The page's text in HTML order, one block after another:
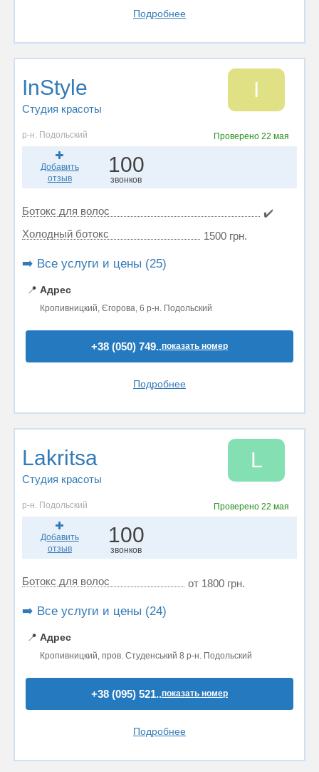
Подробнее
InStyle
Студия красоты
I
р-н. Подольский Проверено 22 мая
Добавить
отзыв
100
звонков
Ботокс для волос
✔️
Холодный ботокс
1500 грн.
➡️ Все услуги и цены (25)
📍 Адрес
Кропивницкий, Єгорова, 6 р-н. Подольский
+38 (050) 749..показать номер
Подробнее
Lakritsa
Студия красоты
L
р-н. Подольский Проверено 22 мая
Добавить
отзыв
100
звонков
Ботокс для волос от 1800 грн.
➡️ Все услуги и цены (24)
📍 Адрес
Кропивницкий, пров. Студенський 8 р-н. Подольский
+38 (095) 521..показать номер
Подробнее